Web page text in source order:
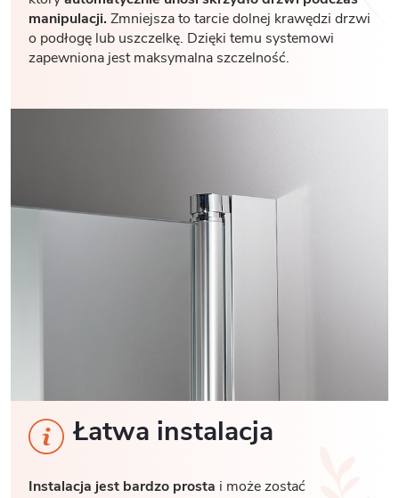
manipulacji.Zmniejsza to tarcie dolnej krawędzi drzwi
o podłogę lub uszczelkę. Dzięki temu systemowi
zapewniona jest maksymalna szczelność.
Łatwa instalacja
Instalacja jest bardzo prosta i może zostać